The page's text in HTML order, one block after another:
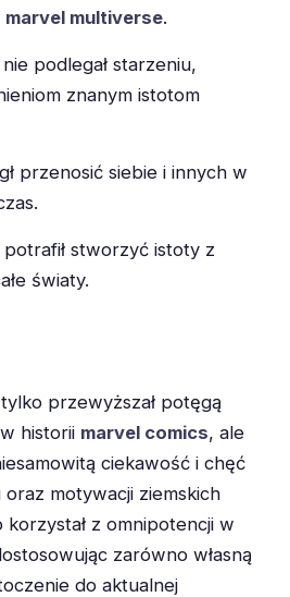
marvel multiverse.
nie podlegał starzeniu,
znanym istotom
przenosić siebie i innych w
potrafił stworzyć istoty z
światy.
przewyższał potęgą
historii marvel comics, ale
ciekawość i chęć
oraz motywacji ziemskich
z omnipotencji w
zarówno własną
do aktualnej